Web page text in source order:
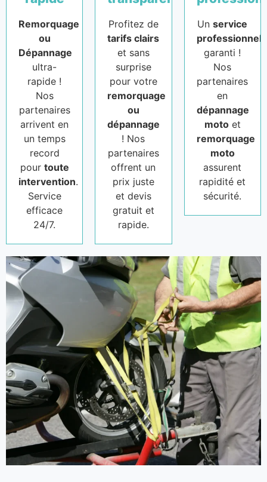
Remorquage
ou
Dépannage
ultra-
rapide !
Nos
partenaires
arrivent en
un temps
record
pour toute
intervention.
Service
efficace
24/7.
Profitez de
tarifs clairs
et sans
surprise
pour votre
remorquage
ou
dépannage
! Nos
partenaires
offrent un
prix juste
et devis
gratuit et
rapide.
Unservice
professionnel
garanti !
Nos
partenaires
en
dépannage
motoet
remorquage
moto
assurent
rapidité et
sécurité.